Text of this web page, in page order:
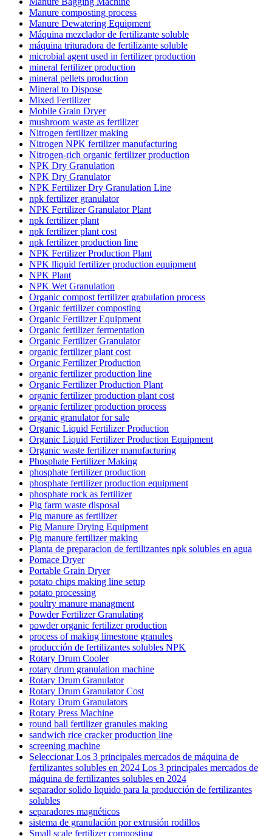
Manure composting process
Manure Dewatering Equipment
Máquina mezclador de fertilizante soluble
máquina trituradora de fertilizante soluble
microbial agent used in fertilizer production
mineral fertilizer production
mineral pellets production
Mineral to Dispose
Mixed Fertilizer
Mobile Grain Dryer
mushroom waste as fertilizer
Nitrogen fertilizer making
Nitrogen NPK fertilizer manufacturing
Nitrogen-rich organic fertilizer production
NPK Dry Granulation
NPK Dry Granulator
NPK Fertilizer Dry Granulation Line
npk fertilizer granulator
NPK Fertilizer Granulator Plant
npk fertilizer plant
npk fertilizer plant cost
npk fertilizer production line
NPK Fertilizer Production Plant
NPK lliquid fertilizer production equipment
NPK Plant
NPK Wet Granulation
Organic compost fertilizer grabulation process
Organic fertilizer composting
Organic Fertilizer Equipment
Organic fertilizer fermentation
Organic Fertilizer Granulator
organic fertilizer plant cost
Organic Fertilizer Production
organic fertilizer production line
Organic Fertilizer Production Plant
organic fertilizer production plant cost
organic fertilizer production process
organic granulator for sale
Organic Liquid Fertilizer Production
Organic Liquid Fertilizer Production Equipment
Organic waste fertilizer manufacturing
Phosphate Fertilizer Making
phosphate fertilizer production
phosphate fertilizer production equipment
phosphate rock as fertilizer
Pig farm waste disposal
Pig manure as fertilizer
Pig Manure Drying Equipment
Pig manure fertilizer making
Planta de preparacion de fertilizantes npk solubles en agua
Pomace Dryer
Portable Grain Dryer
potato chips making line setup
potato processing
poultry manure managment
Powder Fertilizer Granulating
powder organic fertilizer production
process of making limestone granules
producción de fertilizantes solubles NPK
Rotary Drum Cooler
rotary drum granulation machine
Rotary Drum Granulator
Rotary Drum Granulator Cost
Rotary Drum Granulators
Rotary Press Machine
round ball fertilizer granules making
sandwich rice cracker production line
screening machine
Seleccionar Los 3 principales mercados de máquina de
fertilizantes solubles en 2024 Los 3 principales mercados de
máquina de fertilizantes solubles en 2024
separador solido liquido para la producción de fertilizantes
solubles
separadores magnéticos
sistema de granulación por extrusión rodillos
Small scale fertilizer composting